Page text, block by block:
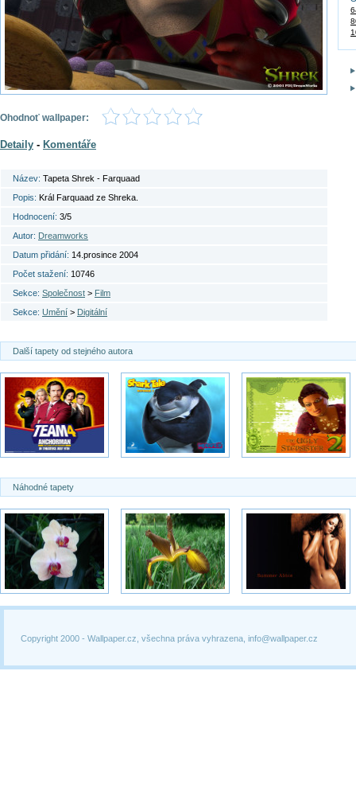
Ohodnoť wallpaper:
Detaily - Komentáře
Název: Tapeta Shrek - Farquaad
Popis: Král Farquaad ze Shreka.
Hodnocení: 3/5
Autor: Dreamworks
Datum přidání: 14.prosince 2004
Počet stažení: 10746
Sekce: Společnost > Film
Sekce: Umění > Digitální
Další tapety od stejného autora
Náhodné tapety
Copyright 2000 - Wallpaper.cz, všechna práva vyhrazena, info@wallpaper.cz